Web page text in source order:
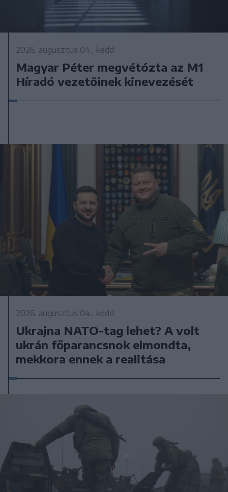
2026. augusztus 04., kedd
Magyar Péter megvétózta az M1
Híradó vezetőinek kinevezését
2026. augusztus 04., kedd
Ukrajna NATO-tag lehet? A volt
ukrán főparancsnok elmondta,
mekkora ennek a realitása